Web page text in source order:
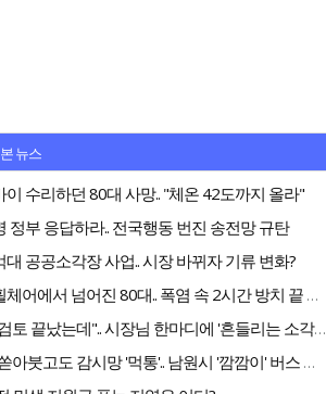
뉴스
이 수리하던 80대 사망.. "체온 42도까지 올라"
정부 응답하라.. 전국행동 번진 송전망 규탄
대 공공소각장 사업.. 시장 바뀌자 기류 변화?
전동휠체어에서 넘어진 80대.. 폭염 속 2시간 방치 끝 숨져
"내부검토 끝났는데".. 시장님 한마디에 '흔들리는 소각장'
75억 쏟아붓고도 감시망 '먹통'.. 남원시 '깜깜이' 버스 행정